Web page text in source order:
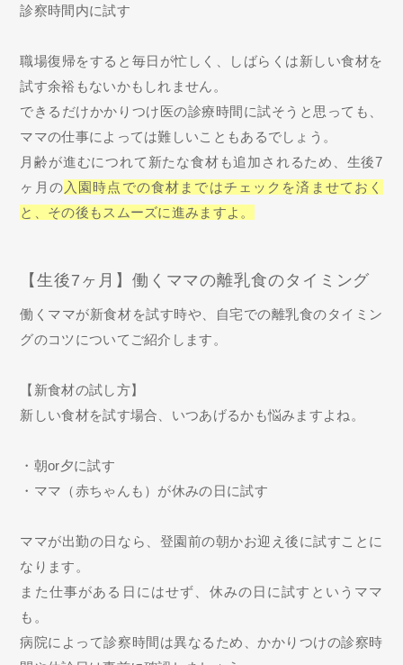
診察時間内に試す
職場復帰をすると毎日が忙しく、しばらくは新しい食材を
試す余裕もないかもしれません。
できるだけかかりつけ医の診療時間に試そうと思っても、
ママの仕事によっては難しいこともあるでしょう。
月齢が進むにつれて新たな食材も追加されるため、生後7
ヶ月の 入園時点での食材まではチェックを済ませておく
と、その後もスムーズに進みますよ。
【生後7ヶ月】働くママの離乳食のタイミング
働くママが新食材を試す時や、自宅での離乳食のタイミン
グのコツについてご紹介します。
【新食材の試し方】
新しい食材を試す場合、いつあげるかも悩みますよね。
・朝or夕に試す
・ママ（赤ちゃんも）が休みの日に試す
ママが出勤の日なら、登園前の朝かお迎え後に試すことに
なります。
また仕事がある日にはせず、休みの日に試すというママ
も。
病院によって診察時間は異なるため、かかりつけの診察時